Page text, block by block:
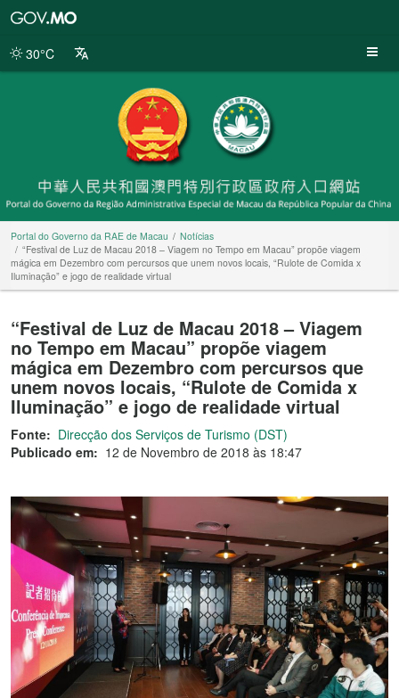
da
30°C
Portal do Governo da RAE de Macau
Notícias
“Festival de Luz de Macau 2018 – Viagem no Tempo em Macau” propõe viagem
mágica em Dezembro com percursos que unem novos locais, “Rulote de Comida x
Iluminação” e jogo de realidade virtual
“Festival de Luz de Macau 2018 – Viagem
no Tempo em Macau” propõe viagem
mágica em Dezembro com percursos que
unem novos locais, “Rulote de Comida x
Iluminação” e jogo de realidade virtual
Fonte: Direcção dos Serviços de Turismo (DST)
Publicado em: 12 de Novembro de 2018 às 18:47